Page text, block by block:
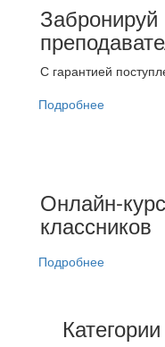
С гарантией
Подробнее
Онлайн-
классников
Подробнее
Категории